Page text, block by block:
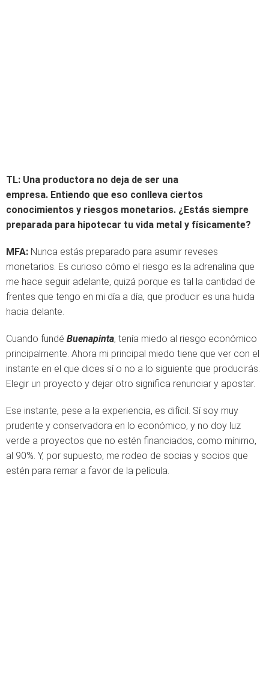
TL: Una productora no deja de ser una
empresa. Entiendo que eso conlleva ciertos
conocimientos y riesgos monetarios. ¿Estás siempre
preparada para hipotecar tu vida metal y físicamente?
MFA: Nunca estás preparado para asumir reveses
monetarios. Es curioso cómo el riesgo es la adrenalina que
me hace seguir adelante, quizá porque es tal la cantidad de
frentes que tengo en mi día a día, que producir es una huida
hacia delante.
Cuando fundé Buenapinta, tenía miedo al riesgo económico
principalmente. Ahora mi principal miedo tiene que ver con el
instante en el que dices sí o no a lo siguiente que producirás.
Elegir un proyecto y dejar otro significa renunciar y apostar.
Ese instante, pese a la experiencia, es difícil. Sí soy muy
prudente y conservadora en lo económico, y no doy luz
verde a proyectos que no estén financiados, como mínimo,
al 90%. Y, por supuesto, me rodeo de socias y socios que
estén para remar a favor de la película.